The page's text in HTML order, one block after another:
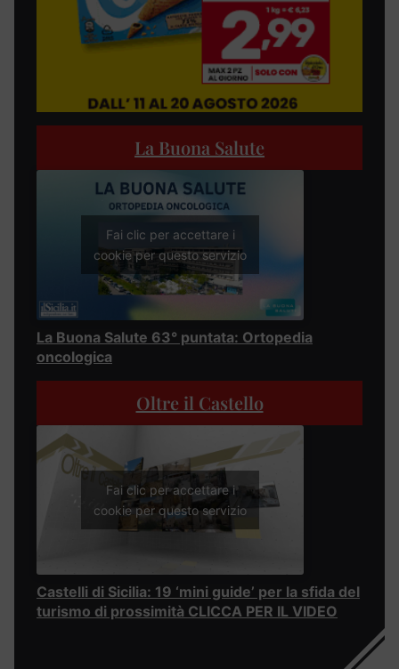
La Buona Salute
Fai clic per accettare i
cookie per questo servizio
La Buona Salute 63° puntata: Ortopedia
oncologica
Oltre il Castello
Fai clic per accettare i
cookie per questo servizio
Castelli di Sicilia: 19 ‘mini guide’ per la sfida del
turismo di prossimità CLICCA PER IL VIDEO